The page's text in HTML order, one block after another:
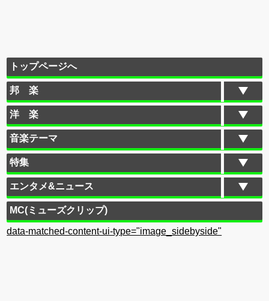
トップページへ
邦 楽
洋 楽
音楽テーマ
特集
エンタメ&ニュース
MC(ミューズクリップ)
data-matched-content-ui-type="image_sidebyside"